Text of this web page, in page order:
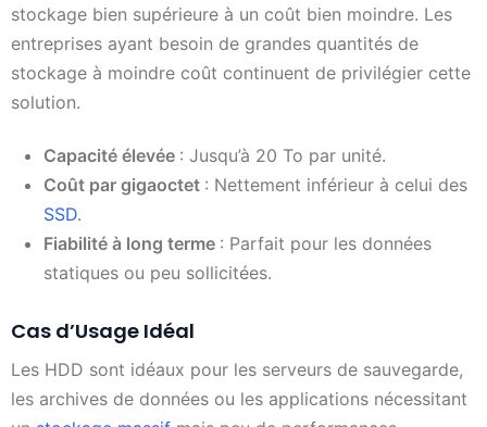
stockage bien supérieure à un coût bien moindre. Les
entreprises ayant besoin de grandes quantités de
stockage à moindre coût continuent de privilégier cette
solution.
Capacité élevée : Jusqu’à 20 To par unité.
Coût par gigaoctet : Nettement inférieur à celui des
SSD.
Fiabilité à long terme : Parfait pour les données
statiques ou peu sollicitées.
Cas d’Usage Idéal
Les HDD sont idéaux pour les serveurs de sauvegarde,
les archives de données ou les applications nécessitant